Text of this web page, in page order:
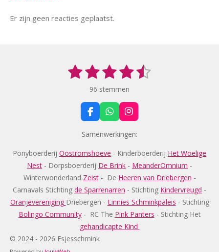
Er zijn geen reacties geplaatst.
0
6
1 2
s
t
e
r
r
e
n
3
s
t
e
r
r
e
n
4
s
t
e
r
r
e
n
5
t
e
r
r
e
n
96 stemmen
F
a
c
b
o
o
k
W
h
a
s
A
p
p
I
n
s
a
r
a
m
Samenwerkingen:
Ponyboerderij Oostromshoeve - Kinderboerderij Het Woelige
Nest - Dorpsboerderij De Brink - MeanderOmnium -
Winterwonderland Zeist- De Heeren van Driebergen -
Carnavals Stichting de Sparrenarren - Stichting Kindervreugd -
Oranjevereniging Driebergen - Linnies Schminkpaleis - Stichting
Bolingo Community- RC The Pink Panters - Stichting Het
gehandicapte Kind
© 2024 - 2026 Esjesschmink